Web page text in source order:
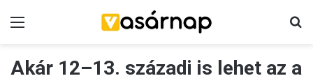
Akár 12–13. századi is lehet az a